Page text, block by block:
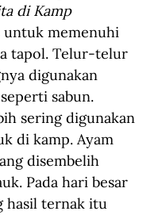
di Kamp
untuk memenuhi
tapol. Telur-telur
digunakan
sabun.
sering digunakan
di kamp. Ayam
disembelih
Pada hari besar
hasil ternak itu